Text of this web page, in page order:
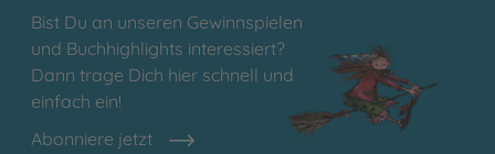
Bist Du an unseren Gewinnspielen
und Buchhighlights interessiert?
Dann trage Dich hier schnell und
einfach ein!
Abonniere jetzt